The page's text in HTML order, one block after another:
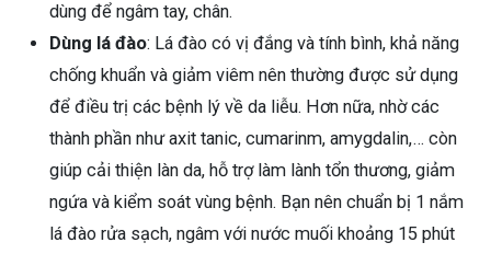
dùng để ngâm tay, chân.
Dùng lá đào: Lá đào có vị đắng và tính bình, khả năng
chống khuẩn và giảm viêm nên thường được sử dụng
để điều trị các bệnh lý về da liễu. Hơn nữa, nhờ các
thành phần như axit tanic, cumarinm, amygdalin,… còn
giúp cải thiện làn da, hỗ trợ làm lành tổn thương, giảm
ngứa và kiểm soát vùng bệnh. Bạn nên chuẩn bị 1 nắm
lá đào rửa sạch, ngâm với nước muối khoảng 15 phút